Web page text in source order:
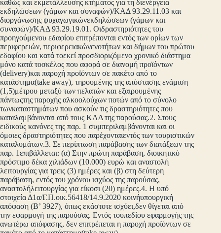
καθώς και εκμετάλλευσης κτήματος για τη διενέργεια
εκδηλώσεων (γάμων και συναφών)/ΚΑΔ 93.29.11.03 και
διοργάνωσης ψυχαγωγικώνεκδηλώσεων (γάμων και
συναφών)/ΚΑΔ 93.29.19.01. Οιδραστηριότητες του
προηγούμενου εδαφίου επιτρέπονται εντός των ορίων των
περιφερειών, περιφερειακώνενοτήτων και δήμων του πρώτου
εδαφίου και κατά τοεκεί προσδιοριζόμενο χρονικό διάστημα
μόνο κατά τοσκέλος που αφορά σε διανομή προϊόντων
(delivery)και παροχή προϊόντων σε πακέτο από το
κατάστημα(take away), τηρουμένης της απόστασης ενάμιση
(1,5)μέτρου μεταξύ των πελατών και εξαιρουμένης
πάντωςτης παροχής αλκοολούχων ποτών από το σύνολο
τωνκαταστημάτων που ασκούν τις δραστηριότητες που
καταλαμβάνονται από τους ΚΑΔ της παρούσας.2. Στους
ειδικούς κανόνες της παρ. 1 συμπεριλαμβάνονται και οι
όμοιες δραστηριότητες που παρέχονταιεντός των τουριστικών
καταλυμάτων.3. Σε περίπτωση παράβασης των διατάξεων της
παρ. 1επιβάλλεται: (α) Στην πρώτη παράβαση, διοικητικό
πρόστιμο δέκα χιλιάδων (10.000) ευρώ και αναστολή
λειτουργίας για τρεις (3) ημέρες και (β) στη δεύτερη
παράβαση, εντός του χρόνου ισχύος της παρούσας,
αναστολήλειτουργίας για είκοσι (20) ημέρες.4. Η υπό
στοιχεία Δ1α/Γ.Π.οικ.56418/14.9.2020 κοινήυπουργική
απόφαση (Β’ 3927), όπως εκάστοτε ισχύει,δεν θίγεται από
την εφαρμογή της παρούσας. Εντός τουπεδίου εφαρμογής της
ανωτέρω απόφασης, δεν επιτρέπεται η παροχή προϊόντων σε